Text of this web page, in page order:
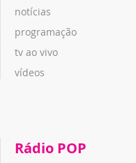
notícias
programação
tv ao vivo
vídeos
Rádio POP